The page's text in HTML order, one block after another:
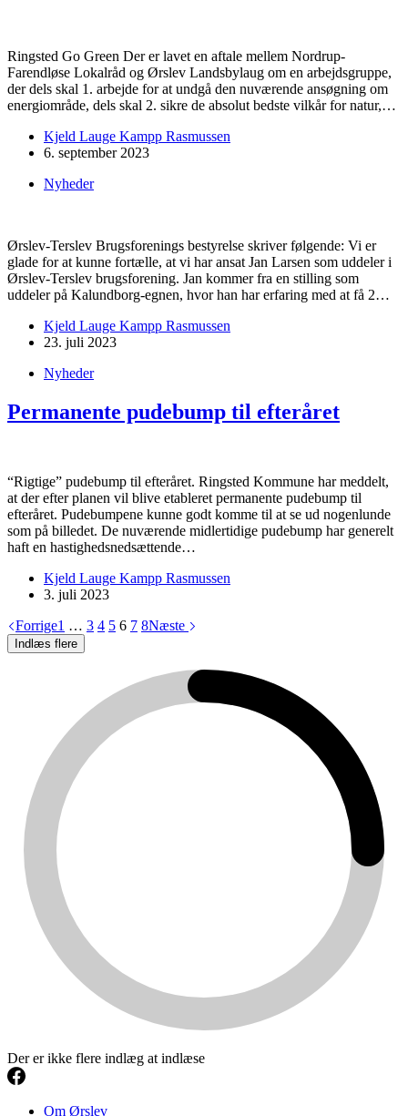
Ringsted Go Green Der er lavet en aftale mellem Nordrup-
Farendløse Lokalråd og Ørslev Landsbylaug om en arbejdsgruppe,
der dels skal 1. arbejde for at undgå den nuværende ansøgning om
energiområde, dels skal 2. sikre de absolut bedste vilkår for natur,…
Kjeld Lauge Kampp Rasmussen
6. september 2023
Nyheder
Ørslev-Terslev Brugsforenings bestyrelse skriver følgende: Vi er
glade for at kunne fortælle, at vi har ansat Jan Larsen som uddeler i
Ørslev-Terslev brugsforening. Jan kommer fra en stilling som
uddeler på Kalundborg-egnen, hvor han har erfaring med at få 2…
Kjeld Lauge Kampp Rasmussen
23. juli 2023
Nyheder
Permanente pudebump til efteråret
“Rigtige” pudebump til efteråret. Ringsted Kommune har meddelt,
at der efter planen vil blive etableret permanente pudebump til
efteråret. Pudebumpene kunne godt komme til at se ud nogenlunde
som på billedet. De nuværende midlertidige pudebump har generelt
haft en hastighedsnedsættende…
Kjeld Lauge Kampp Rasmussen
3. juli 2023
Forrige1 … 3 4 5 6 7 8Næste
Indlæs flere
Der er ikke flere indlæg at indlæse
Om Ørslev